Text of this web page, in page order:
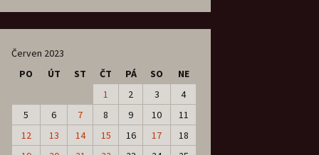
Červen 2023
PO
ÚT ST ČT PÁ SO
NE
1
2 3
4
5
6 7 8 9 10
11
12
13 14 15 16 17
18